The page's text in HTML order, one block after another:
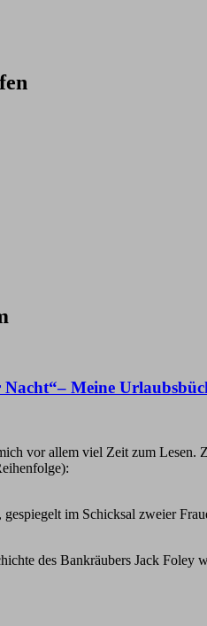
Meine
vor allem viel Zeit zum
im Schicksal zweier
des Bankräubers Jack